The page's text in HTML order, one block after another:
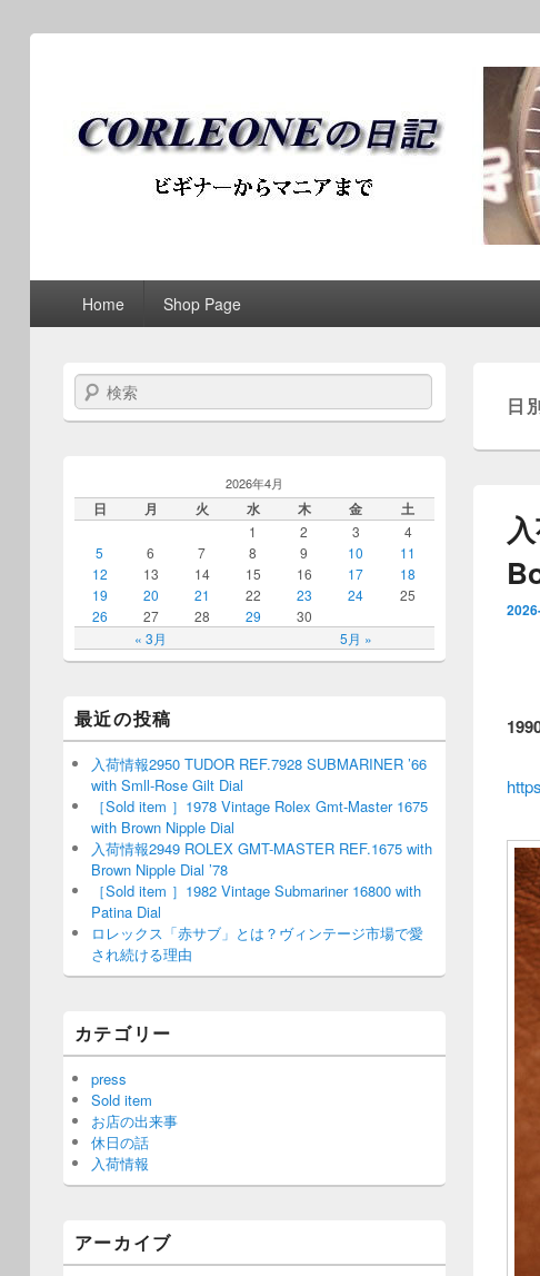
ブログ / アンティークロ
第1メニュー第1メニューのコンテンツまでスキップ
第2メニューのコンテンツまでスキップ
Home Shop Page
日
検索
2026年4月
日 月 火 水 木 金 土
« 3月 5月 »
1 2 3
4
5
6 7 8 9 10
11
12
13 14 15 16 17
18
19
20 21 22 23 24
25
26
27 28 29 30
最近の投稿
入荷情報2950 TUDOR REF.7928 SUBMARINER ’66
with Smll-Rose Gilt Dial
［Sold item ］1978 Vintage Rolex Gmt-Master 1675
with Brown Nipple Dial
入荷情報2949 ROLEX GMT-MASTER REF.1675 with
Brown Nipple Dial ’78
［Sold item ］1982 Vintage Submariner 16800 with
Patina Dial
ロレックス「赤サブ」とは？ヴィンテージ市場で愛
され続ける理由
カテゴリー
press
Sold item
お店の出来事
休日の話
入荷情報
アーカイブ